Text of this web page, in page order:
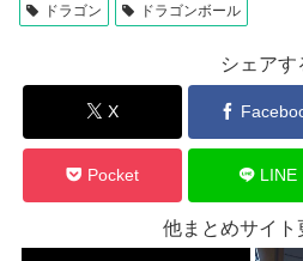
ドラゴン ドラゴンボール
シェアす
X
Pocket LINE
他まとめサイト